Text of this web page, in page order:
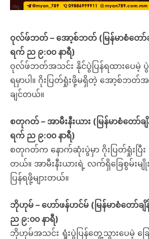
ဝုလ်ဖ်ဘတ် – အော့စ်ဘတ် (မြန်မာစံတော်
ရက် ည ၉:၀၀ နာရီ)
ဝုလ်ဖ်ဘတ်အသင်း နိုင်ပွဲပြန်ရထားပေမဲ့
ရမှာပါ။ ဂိုးပြတ်ရှုံးဖို့မရှိတဲ့ အော့စ်ဘတ်
ချင်တယ်။
စတုဂတ် – အာမီးနီးယား (မြန်မာစံတော်
ရက် ည ၉:၀၀ နာရီ)
စတုဂတ်က နောက်ဆုံးပွဲမှာ ဂိုးပြတ်ရှုံးပြီး
တယ်။ အာမီးနီးယားရဲ့ လက်ရှိခြေစွမ်းမ
ပြန်ရဖို့များတယ်။
ဘိုဟုမ် – ဟော်ဖန်ဟင်မ် (မြန်မာစံတော်ခ
ည ၉:၀၀ နာရီ)
ဘိုဟုမ်အသင်း ရှုံးပွဲပြန်တွေ့သွားပေမဲ့ ခြ